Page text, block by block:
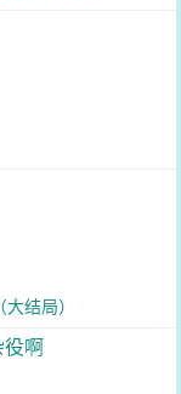
结局）
啊